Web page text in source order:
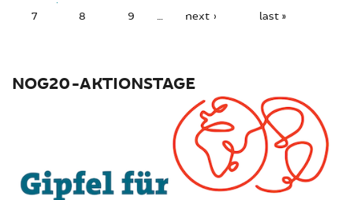
7 8 9 … next › last »
NOG20-AKTIONSTAGE